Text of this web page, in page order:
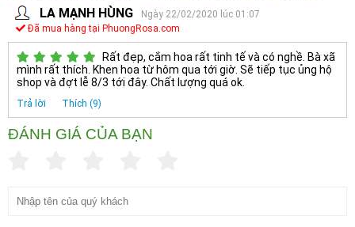
LA MẠNH HÙNG
Ngày 22/02/2020 lúc 01:07
Đã mua hàng tại PhuongRosa.com
Rất đẹp, cắm hoa rất tinh tế và có nghề. Bà xã
mình rất thích. Khen hoa từ hôm qua tới giờ. Sẽ tiếp tục ủng hộ
shop và đợt lễ 8/3 tới đây. Chất lượng quá ok.
Trả lời Thích (9)
ĐÁNH GIÁ CỦA BẠN